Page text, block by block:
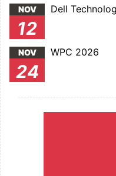
NOV
12
Dell
NOV
24
WPC 2026